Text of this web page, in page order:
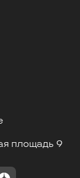
площадь 9